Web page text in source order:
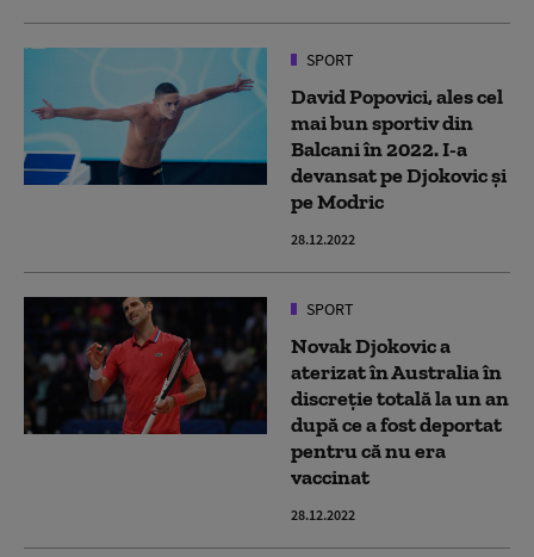
SPORT
David Popovici, ales cel
mai bun sportiv din
Balcani în 2022. I-a
devansat pe Djokovic și
pe Modric
28.12.2022
SPORT
Novak Djokovic a
aterizat în Australia în
discreție totală la un an
după ce a fost deportat
pentru că nu era
vaccinat
28.12.2022